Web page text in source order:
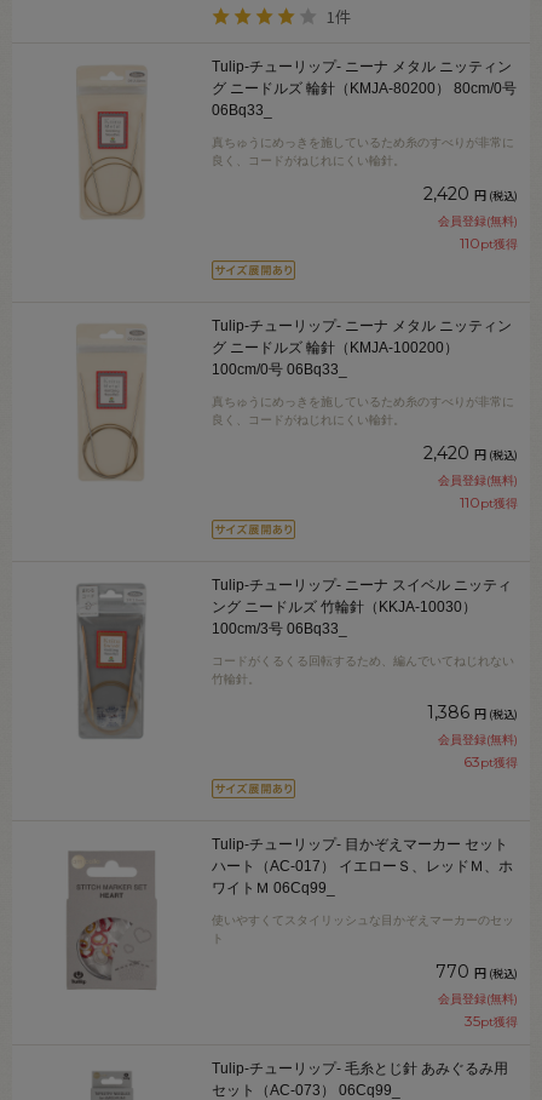
1件
Tulip-チューリップ- ニーナ メタル ニッティン
グ ニードルズ 輪針（KMJA-80200） 80cm/0号
06Bq33_
真ちゅうにめっきを施しているため糸のすべりが非常に
良く、コードがねじれにくい輪針。
2,420 円 (税込)
会員登録(無料)
110pt獲得
Tulip-チューリップ- ニーナ メタル ニッティン
グ ニードルズ 輪針（KMJA-100200）
100cm/0号 06Bq33_
真ちゅうにめっきを施しているため糸のすべりが非常に
良く、コードがねじれにくい輪針。
2,420 円 (税込)
会員登録(無料)
110pt獲得
Tulip-チューリップ- ニーナ スイベル ニッティ
ング ニードルズ 竹輪針（KKJA-10030）
100cm/3号 06Bq33_
コードがくるくる回転するため、編んでいてねじれない
竹輪針。
1,386 円 (税込)
会員登録(無料)
63pt獲得
Tulip-チューリップ- 目かぞえマーカー セット
ハート（AC-017） イエローＳ、レッドＭ、ホ
ワイトＭ 06Cq99_
使いやすくてスタイリッシュな目かぞえマーカーのセッ
ト
770 円 (税込)
会員登録(無料)
35pt獲得
Tulip-チューリップ- 毛糸とじ針 あみぐるみ用
セット（AC-073） 06Cq99_